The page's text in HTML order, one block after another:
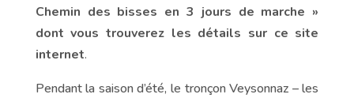
Chemin des bisses en 3 jours de marche »
dont vous trouverez les détails sur ce site
internet.
Pendant la saison d’été, le tronçon Veysonnaz – les